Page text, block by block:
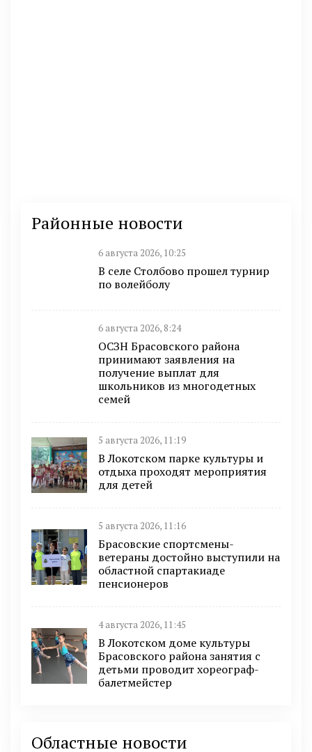
Районные новости
6 августа 2026, 10:25
В селе Столбово прошел турнир
по волейболу
6 августа 2026, 8:24
ОСЗН Брасовского района
принимают заявления на
получение выплат для
школьников из многодетных
семей
5 августа 2026, 11:19
В Локотском парке культуры и
отдыха проходят мероприятия
для детей
5 августа 2026, 11:16
Брасовские спортсмены-
ветераны достойно выступили на
областной спартакиаде
пенсионеров
4 августа 2026, 11:45
В Локотском доме культуры
Брасовского района занятия с
детьми проводит хореограф-
балетмейстер
Областные новости